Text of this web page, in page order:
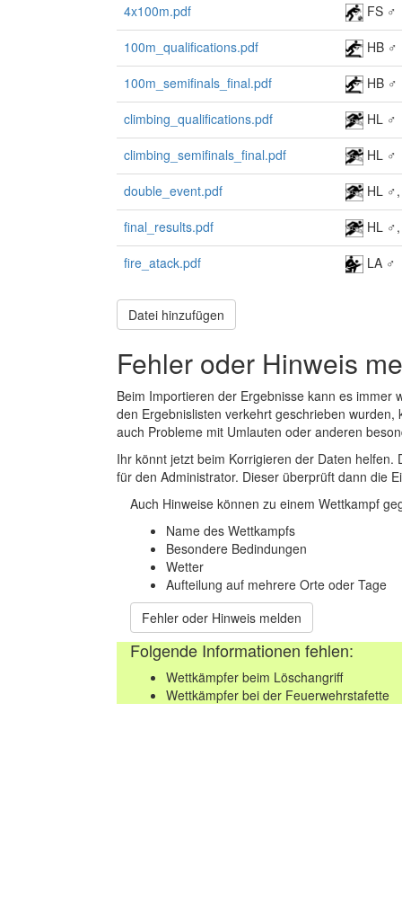
4x100m.pdf
FS ♂
100m_qualifications.pdf
HB ♂
100m_semifinals_final.pdf
HB ♂
climbing_qualifications.pdf
HL ♂
climbing_semifinals_final.pdf
HL ♂
double_event.pdf
HL
final_results.pdf
HL
fire_atack.pdf
LA ♂
Datei hinzufügen
Fehler oder Hinweis
Beim Importieren der Ergebnisse kann es
den Ergebnislisten verkehrt geschrieben
auch Probleme mit Umlauten oder anderen
Ihr könnt jetzt beim Korrigieren der Daten
für den Administrator. Dieser überprüft dann die
Auch Hinweise können zu einem Wettkampf
Name des Wettkampfs
Besondere Bedindungen
Wetter
Aufteilung auf mehrere Orte oder Tage
Fehler oder Hinweis melden
Folgende Informationen fehlen:
Wettkämpfer beim Löschangriff
Wettkämpfer bei der Feuerwehrstafette